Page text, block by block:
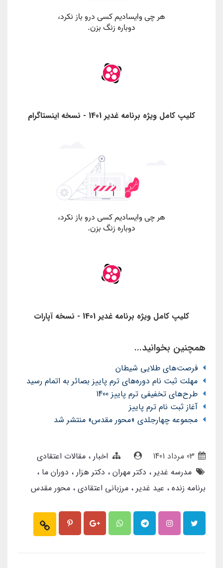
کلیپ کامل ویژه برنامه غدیر 1401 - نسخه اینستاگرام
کلیپ کامل ویژه برنامه غدیر 1401 - نسخه آپارات
همچنین بخوانید...
فرصت‌های طلایی شیطان
مهلت ثبت نام دوره‌های ترم پاییز بصائر به اتمام رسید
طرح‌های تخفیفی ترم پاییز 1400
آغاز ثبت نام ترم پاییز
مجموعه چهارجلدی «محور مقدس» منتشر شد
اخبار مقالات اعتقادی
مدرسه غدیر
دکتر مهران دکتر هزار
دوران ما
برنامه زنده
عید غدیر مرزبانی اعتقادی محور مقدس